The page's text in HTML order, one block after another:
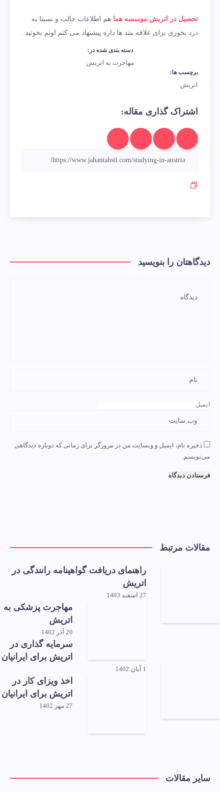
تحصیل در اتریش موسسه هما هم اطلاعات جالب و نسبتا به
درد بخوری برای علاقه مند ها داره پیشنهاد می کنم اونم بخونید.
دسته بندی شده در:
مهاجرت به اتریش
برچسب ها:
اتریش
اشتراک گذاری مقاله:
دیدگاهتان را بنویسید
ذخیره نام، ایمیل و وبسایت من در مرورگر برای زمانی که دوباره دیدگاهی
می‌نویسم.
مقالات مرتبط
راهنمای دریافت گواهینامه رانندگی در
اتریش
27 اسفند 1403
مهاجرت پزشکی به
اتریش
20 آذر 1402
سرمایه گذاری در
اتریش برای ایرانیان
1 آبان 1402
اخذ ویزای کار در
اتریش برای ایرانیان
27 مهر 1402
سایر مقالات